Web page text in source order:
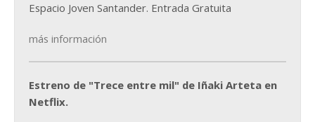
Espacio Joven Santander. Entrada Gratuita
más información
Estreno de "Trece entre mil" de Iñaki Arteta en
Netflix.